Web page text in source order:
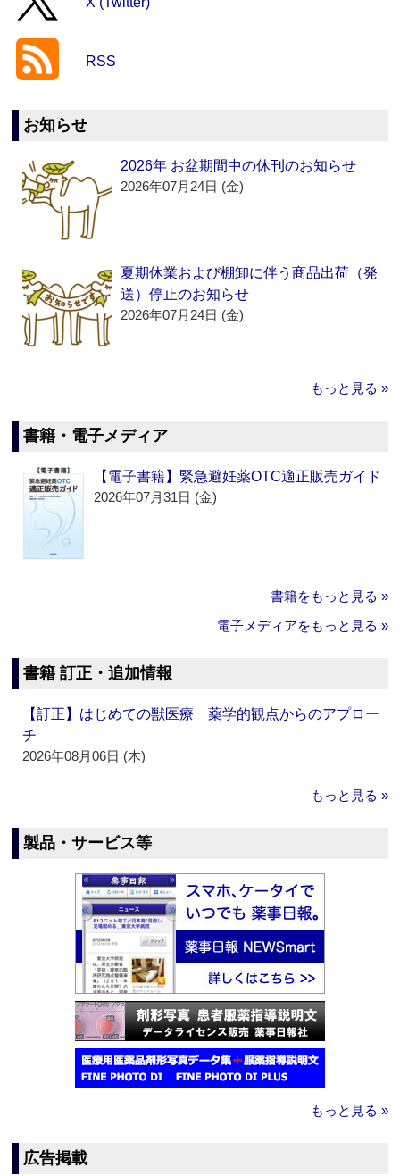
RSS
お知らせ
2026年 お盆期間中の休刊のお知らせ
2026年07月24日 (金)
夏期休業および棚卸に伴う商品出荷（発
送）停止のお知らせ
2026年07月24日 (金)
もっと見る »
書籍・電子メディア
【電子書籍】緊急避妊薬OTC適正販売ガイド
2026年07月31日 (金)
書籍をもっと見る »
電子メディアをもっと見る »
書籍 訂正・追加情報
【訂正】はじめての獣医療 薬学的観点からのアプロー
チ
2026年08月06日 (木)
もっと見る »
製品・サービス等
もっと見る »
広告掲載